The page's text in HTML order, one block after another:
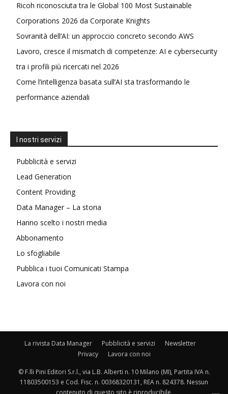
Ricoh riconosciuta tra le Global 100 Most Sustainable
Corporations 2026 da Corporate Knights
Sovranità dell’AI: un approccio concreto secondo AWS
Lavoro, cresce il mismatch di competenze: AI e cybersecurity
tra i profili più ricercati nel 2026
Come l’intelligenza basata sull’AI sta trasformando le
performance aziendali
I nostri servizi
Pubblicità e servizi
Lead Generation
Content Providing
Data Manager – La storia
Hanno scelto i nostri media
Abbonamento
Lo sfogliabile
Pubblica i tuoi Comunicati Stampa
Lavora con noi
La rivista Data Manager Pubblicità e servizi
Newsletter
Privacy
Lavora con noi
© F.lli Pini Editori S.r.l., via L.B. Alberti n. 10 Milano (MI), Partita IVA n.
11803500153 e Cod. Fisc. n. 00368320131, REA n. 824378. Nessun